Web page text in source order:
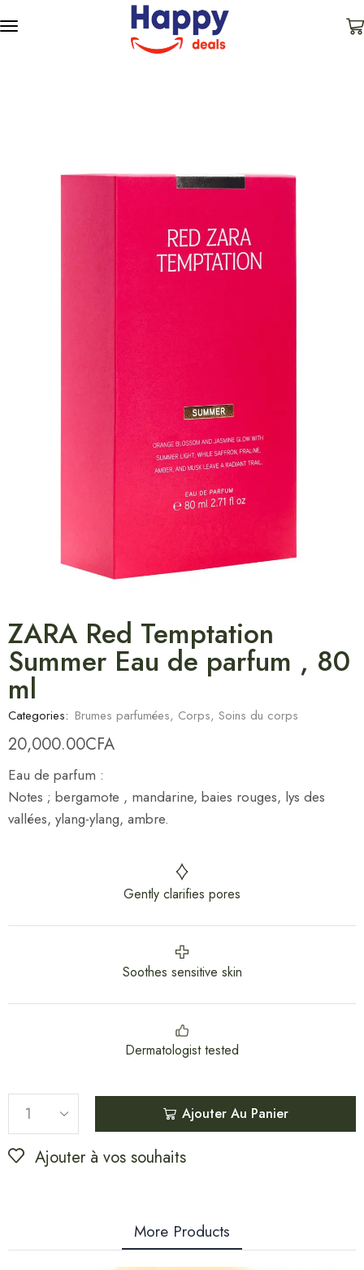
ZARA Red Temptation
Summer Eau de parfum , 80
ml
Categories: Brumes parfumées, Corps, Soins du corps
20,000.00CFA
Eau de parfum :
Notes ; bergamote , mandarine, baies rouges, lys des
vallées, ylang-ylang, ambre.
Gently clarifies pores
Soothes sensitive skin
Dermatologist tested
Ajouter Au Panier
Ajouter à vos souhaits
More Products